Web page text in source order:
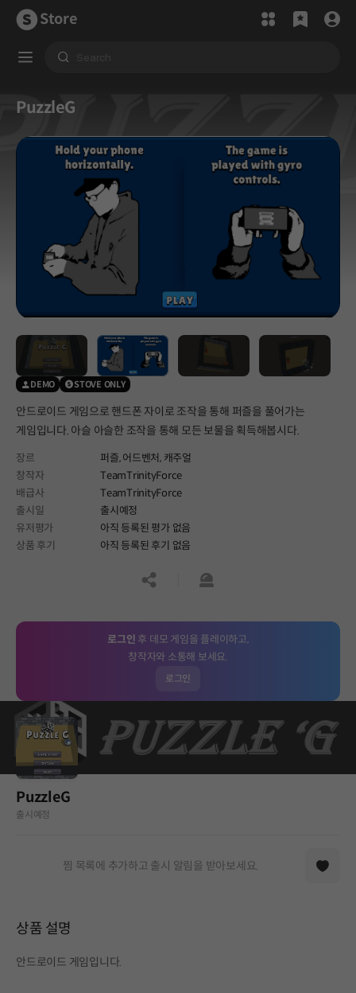
Store
PuzzleG
DEMO STOVE ONLY
안드로이드 게임으로 핸드폰 자이로 조작을 통해 퍼즐을 풀어가는
게임입니다. 아슬 아슬한 조작을 통해 모든 보물을 획득해봅시다.
장르 퍼즐,어드벤처, 캐주얼
창작자
TeamTrinityForce
배급사
TeamTrinityForce
출시일
출시예정
유저평가
아직 등록된 평가 없음
상품 후기
아직 등록된 후기 없음
공유하기신고하기
로그인 후 데모 게임을 플레이하고,
창작자와 소통해 보세요.
로그인
PuzzleG
출시예정
찜 목록에 추가하고 출시 알림을 받아보세요.
상품 설명
안드로이드 게임입니다.